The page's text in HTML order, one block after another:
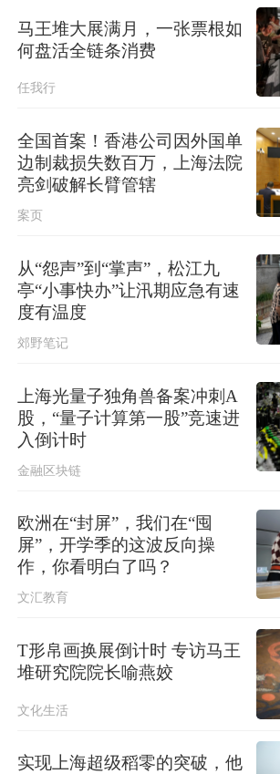
“白海豚”登陆地点更新
级台风预警
台风“白海豚”影响我国
进入48小时台风警戒线
外交部：日本“再军事化
稳现实威胁，必须高度
马王堆大展满月，一张票根如
何盘活全链条消费
任我行
全国首案！香港公司因外国单
边制裁损失数百万，上海法院
亮剑破解长臂管辖
案页
从“怨声”到“掌声”，松江九
亭“小事快办”让汛期应急有速
度有温度
郊野笔记
上海光量子独角兽备案冲刺A
股，“量子计算第一股”竞速进
入倒计时
金融区块链
欧洲在“封屏”，我们在“囤
屏”，开学季的这波反向操
作，你看明白了吗？
文汇教育
T形帛画换展倒计时 专访马王
堆研究院院长喻燕姣
文化生活
实现上海超级稻零的突破，他